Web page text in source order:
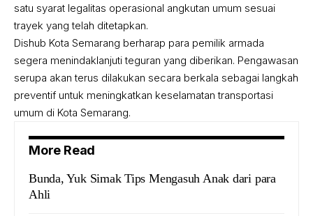
satu syarat legalitas operasional angkutan umum sesuai
trayek yang telah ditetapkan.
Dishub Kota Semarang berharap para pemilik armada
segera menindaklanjuti teguran yang diberikan. Pengawasan
serupa akan terus dilakukan secara berkala sebagai langkah
preventif untuk meningkatkan keselamatan transportasi
umum di Kota Semarang.
More Read
Bunda, Yuk Simak Tips Mengasuh Anak dari para
Ahli